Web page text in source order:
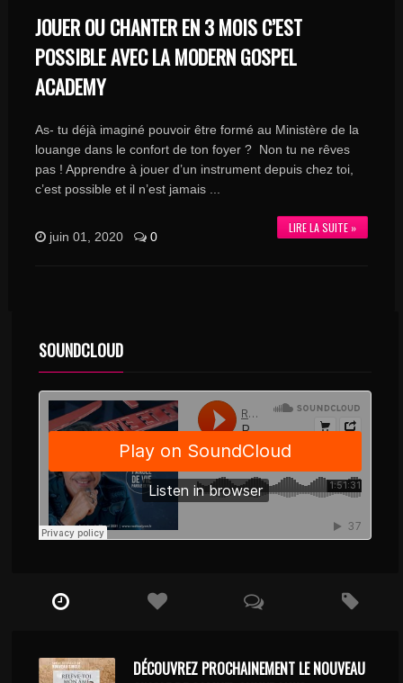
JOUER OU CHANTER EN 3 MOIS C’EST
POSSIBLE AVEC LA MODERN GOSPEL
ACADEMY
As- tu déjà imaginé pouvoir être formé au Ministère de la
louange dans le confort de ton foyer ? Non tu ne rêves
pas ! Apprendre à jouer d’un instrument depuis chez toi,
c’est possible et il n’est jamais ...
LIRE LA SUITE »
juin 01, 2020 0
SOUNDCLOUD
DÉCOUVREZ PROCHAINEMENT LE NOUVEAU